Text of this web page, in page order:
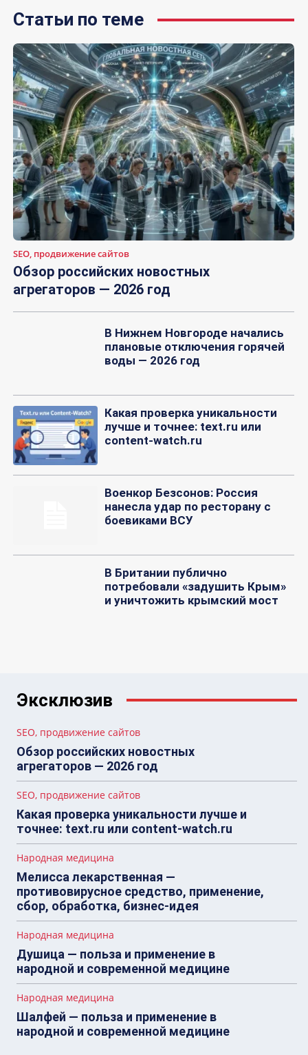
Статьи по теме
SEO, продвижение сайтов
Обзор российских новостных
агрегаторов — 2026 год
В Нижнем Новгороде начались
плановые отключения горячей
воды — 2026 год
Какая проверка уникальности
лучше и точнее: text.ru или
content-watch.ru
Военкор Безсонов: Россия
нанесла удар по ресторану с
боевиками ВСУ
В Британии публично
потребовали «задушить Крым»
и уничтожить крымский мост
Эксклюзив
SEO, продвижение сайтов
Обзор российских новостных
агрегаторов — 2026 год
SEO, продвижение сайтов
Какая проверка уникальности лучше и
точнее: text.ru или content-watch.ru
Народная медицина
Мелисса лекарственная —
противовирусное средство, применение,
сбор, обработка, бизнес-идея
Народная медицина
Душица — польза и применение в
народной и современной медицине
Народная медицина
Шалфей — польза и применение в
народной и современной медицине